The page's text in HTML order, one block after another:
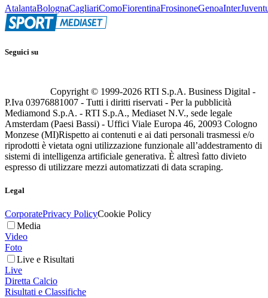
AtalantaBolognaCagliariComoFiorentinaFrosinoneGenoaInter
Seguici su
Copyright © 1999-2026 RTI S.p.A. Business Digital -
P.Iva 03976881007 - Tutti i diritti riservati - Per la pubblicità
Mediamond S.p.A. - RTI S.p.A., Mediaset N.V., sede legale
Amsterdam (Paesi Bassi) - Uffici Viale Europa 46, 20093 Cologno
Monzese (MI)Rispetto ai contenuti e ai dati personali trasmessi e/o
riprodotti è vietata ogni utilizzazione funzionale all’addestramento di
sistemi di intelligenza artificiale generativa. È altresì fatto divieto
espresso di utilizzare mezzi automatizzati di data scraping.
Legal
CorporatePrivacy PolicyCookie Policy
Media
Video
Foto
Live e Risultati
Live
Diretta Calcio
Risultati e Classifiche